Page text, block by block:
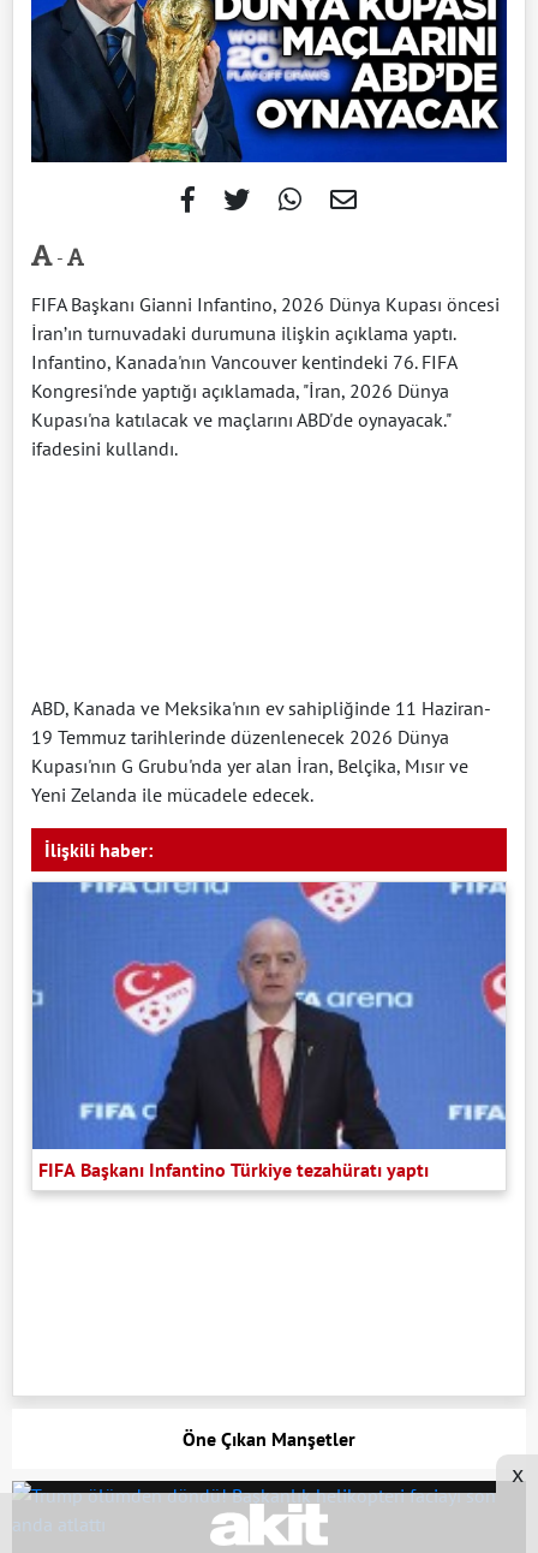
-
FIFA Başkanı Gianni Infantino, 2026 Dünya Kupası öncesi
İran’ın turnuvadaki durumuna ilişkin açıklama yaptı.
Infantino, Kanada'nın Vancouver kentindeki 76. FIFA
Kongresi'nde yaptığı açıklamada, "İran, 2026 Dünya
Kupası'na katılacak ve maçlarını ABD'de oynayacak."
ifadesini kullandı.
ABD, Kanada ve Meksika'nın ev sahipliğinde 11 Haziran-
19 Temmuz tarihlerinde düzenlenecek 2026 Dünya
Kupası'nın G Grubu'nda yer alan İran, Belçika, Mısır ve
Yeni Zelanda ile mücadele edecek.
İlişkili haber:
FIFA Başkanı Infantino Türkiye tezahüratı yaptı
Öne Çıkan Manşetler
x